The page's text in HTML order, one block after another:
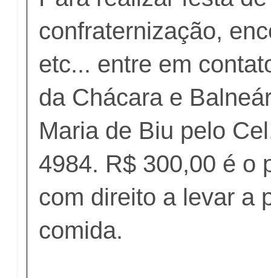
confraternização,
etc... entre em
da Chácara e
Maria de Biu pelo
4984. R$ 300,00 é o
com direito a levar a
comida.